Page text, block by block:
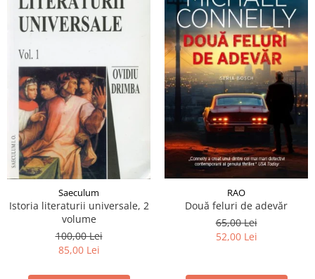
Saeculum
Istoria literaturii universale, 2
volume
100,00 Lei
85,00 Lei
RAO
Două feluri de adevăr
65,00 Lei
52,00 Lei